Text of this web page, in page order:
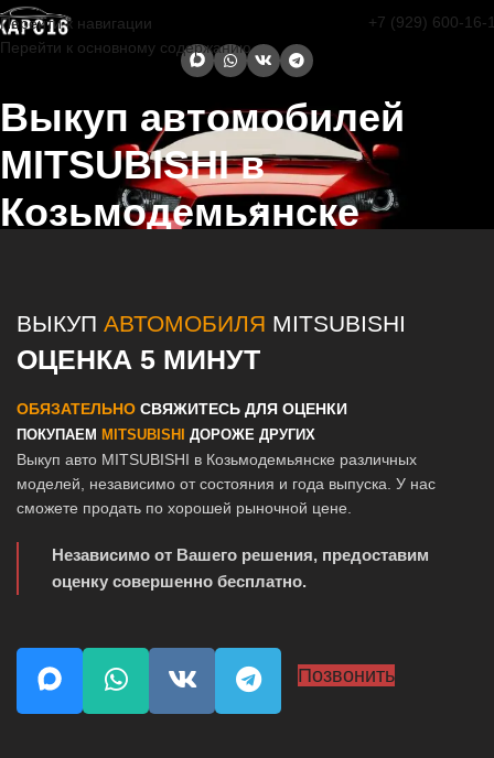
Перейти к навигации
Перейти к основному содержанию
+7 (929) 600-16-
Выкуп автомобилей
MITSUBISHI в
Козьмодемьянске
ВЫКУП АВТОМОБИЛЯ MITSUBISHI
ОЦЕНКА 5 МИНУТ
ОБЯЗАТЕЛЬНО СВЯЖИТЕСЬ ДЛЯ ОЦЕНКИ
ПОКУПАЕМ MITSUBISHI ДОРОЖЕ ДРУГИХ
Выкуп авто MITSUBISHI в Козьмодемьянске различных
моделей, независимо от состояния и года выпуска. У нас
сможете продать по хорошей рыночной цене.
Независимо от Вашего решения, предоставим
оценку совершенно бесплатно.
Позвонить